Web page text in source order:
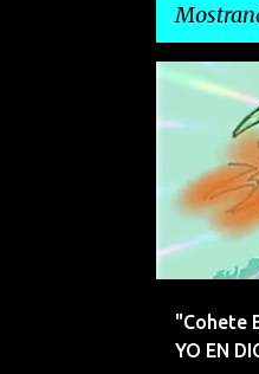
n
d
"Cohete
YO EN
CARLOS